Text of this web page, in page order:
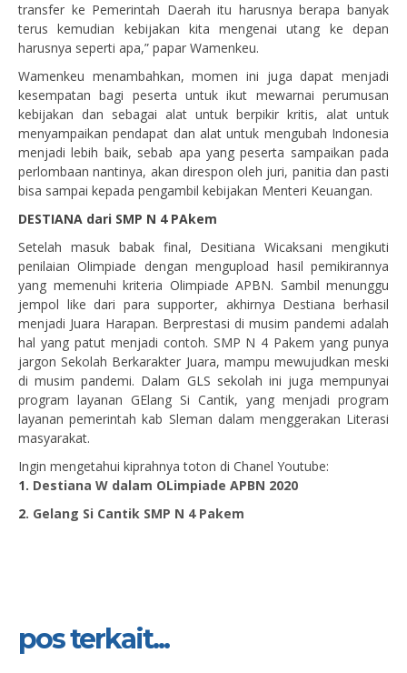
transfer ke Pemerintah Daerah itu harusnya berapa banyak
terus kemudian kebijakan kita mengenai utang ke depan
harusnya seperti apa,” papar Wamenkeu.
Wamenkeu menambahkan, momen ini juga dapat menjadi
kesempatan bagi peserta untuk ikut mewarnai perumusan
kebijakan dan sebagai alat untuk berpikir kritis, alat untuk
menyampaikan pendapat dan alat untuk mengubah Indonesia
menjadi lebih baik, sebab apa yang peserta sampaikan pada
perlombaan nantinya, akan direspon oleh juri, panitia dan pasti
bisa sampai kepada pengambil kebijakan Menteri Keuangan.
DESTIANA dari SMP N 4 PAkem
Setelah masuk babak final, Desitiana Wicaksani mengikuti
penilaian Olimpiade dengan mengupload hasil pemikirannya
yang memenuhi kriteria Olimpiade APBN. Sambil menunggu
jempol like dari para supporter, akhirnya Destiana berhasil
menjadi Juara Harapan. Berprestasi di musim pandemi adalah
hal yang patut menjadi contoh. SMP N 4 Pakem yang punya
jargon Sekolah Berkarakter Juara, mampu mewujudkan meski
di musim pandemi. Dalam GLS sekolah ini juga mempunyai
program layanan GElang Si Cantik, yang menjadi program
layanan pemerintah kab Sleman dalam menggerakan Literasi
masyarakat.
Ingin mengetahui kiprahnya toton di Chanel Youtube:
1. Destiana W dalam OLimpiade APBN 2020
2. Gelang Si Cantik SMP N 4 Pakem
pos terkait...